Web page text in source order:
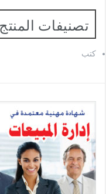
تصنيفات المنتج
كتب